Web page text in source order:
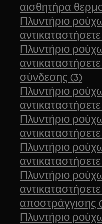
αισθητήρα
Πλυντήριο
Πλυντήριο
σύνδεσης (3)
Πλυντήριο
Πλυντήριο
Πλυντήριο
Πλυντήριο
αποστράγγισης
Πλυντήριο